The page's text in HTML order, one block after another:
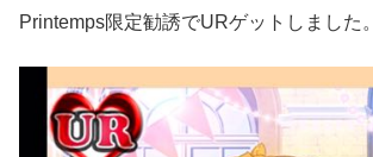
Printemps限定勧誘でURゲットしました。